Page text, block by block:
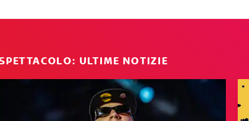
ULTIME NOTIZIE